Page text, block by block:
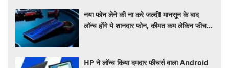
नया फोन लेने की ना करे जल्दी! मानसून के बाद
लॉन्च होंगे ये शानदार फोन, कीमत कम लेकिन फीचर्स
HP ने लॉन्च किया दमदार फीचर्स वाला Android